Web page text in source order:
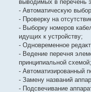
выводимых в перечень
- Автоматическую
- Проверку на
- Выборку номеров
идущих к устройству;
- Одновременное
- Ведение перечня
принципиальной схемой;
- Автоматизированный
- Замену названий
- Подсвечивание